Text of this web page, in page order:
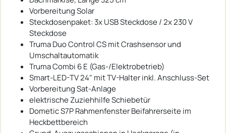
Vorbereitung Solar
Steckdosenpaket: 3x USB Steckdose / 2x 230 V
Steckdose
Truma Duo Control CS mit Crashsensor und
Umschaltautomatik
Truma Combi 6 E (Gas-/Elektrobetrieb)
Smart-LED-TV 24" mit TV-Halter inkl. Anschluss-Set
Vorbereitung Sat-Anlage
elektrische Zuziehhilfe Schiebetür
Dometic S7P Rahmenfenster Beifahrerseite im
Heckbettbereich